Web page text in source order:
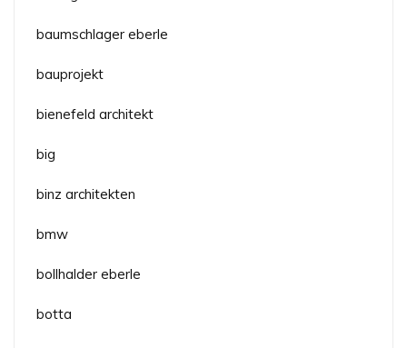
baumschlager eberle
bauprojekt
bienefeld architekt
big
binz architekten
bmw
bollhalder eberle
botta